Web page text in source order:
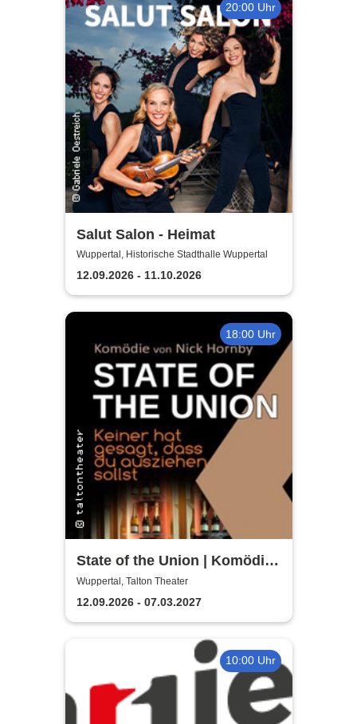
20:00 Uhr
Salut Salon - Heimat
Wuppertal, Historische Stadthalle Wuppertal
12.09.2026 - 11.10.2026
18:00 Uhr
State of the Union | Komödie
von Nick Hornby
Wuppertal, Talton Theater
12.09.2026 - 07.03.2027
10:00 Uhr